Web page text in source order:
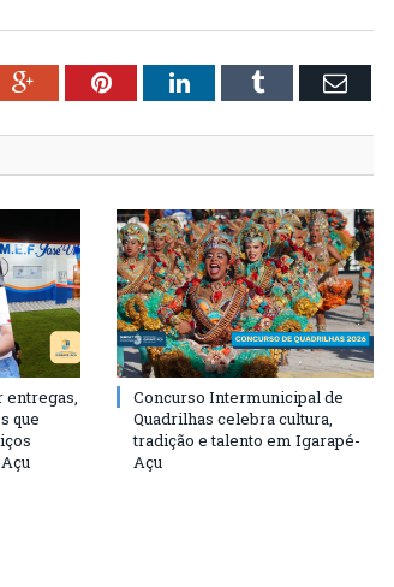
Google+PinterestLinkedInTumblr Email
entregas,
que
Concurso Intermunicipal de
Quadrilhas celebra cultura,
tradição e talento em Igarapé-
Açu